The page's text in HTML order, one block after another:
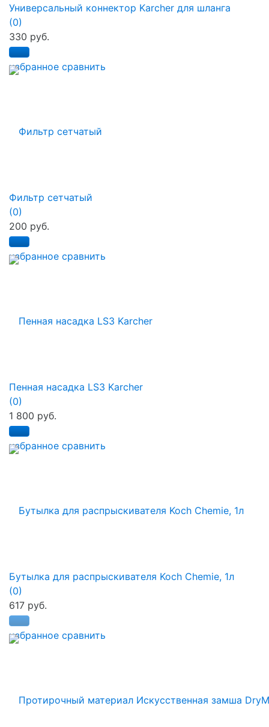
избранное сравнить
Универсальный коннектор Karcher для шланга
(0)
330 руб.
избранное сравнить
Фильтр сетчатый
(0)
200 руб.
избранное сравнить
Пенная насадка LS3 Karcher
(0)
1 800 руб.
избранное сравнить
Бутылка для распрыскивателя Koch Chemie, 1л
(0)
617 руб.